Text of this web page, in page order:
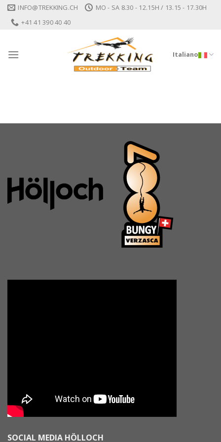
Skip INFO@TREKKING.CH
MO - SA 8.30 - 12.15H / 13.15 - 17.30H
+41 41 390 40 40
Italiano
SOCIAL MEDIA HÖLLOCH